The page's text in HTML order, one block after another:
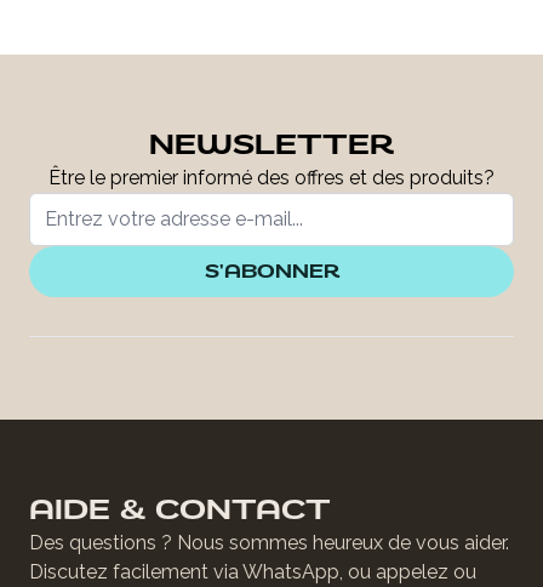
NEWSLETTER
Être le premier informé des offres et des produits?
S'ABONNER
AIDE & CONTACT
Des questions ? Nous sommes heureux de vous aider.
Discutez facilement via WhatsApp, ou appelez ou